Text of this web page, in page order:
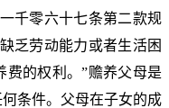
千零六十七条第二款规
乏劳动能力或者生活困
费的权利。”赡养父母是
条件。父母在子女的成